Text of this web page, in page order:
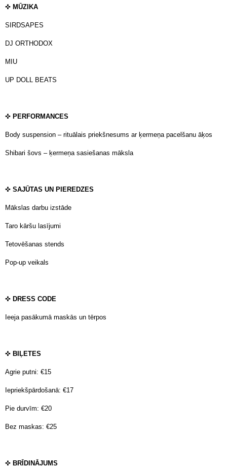
✜ MŪZIKA
SIRDSAPES
DJ ORTHODOX
MIU
UP DOLL BEATS
✜ PERFORMANCES
Body suspension – rituālais priekšnesums ar ķermeņa pacelšanu āķos
Shibari šovs – ķermeņa sasiešanas māksla
✜ SAJŪTAS UN PIEREDZES
Mākslas darbu izstāde
Taro kāršu lasījumi
Tetovēšanas stends
Pop-up veikals
✜ DRESS CODE
Ieeja pasākumā maskās un tērpos
✜ BIĻETES
Agrie putni: €15
Iepriekšpārdošanā: €17
Pie durvīm: €20
Bez maskas: €25
✜ BRĪDINĀJUMS